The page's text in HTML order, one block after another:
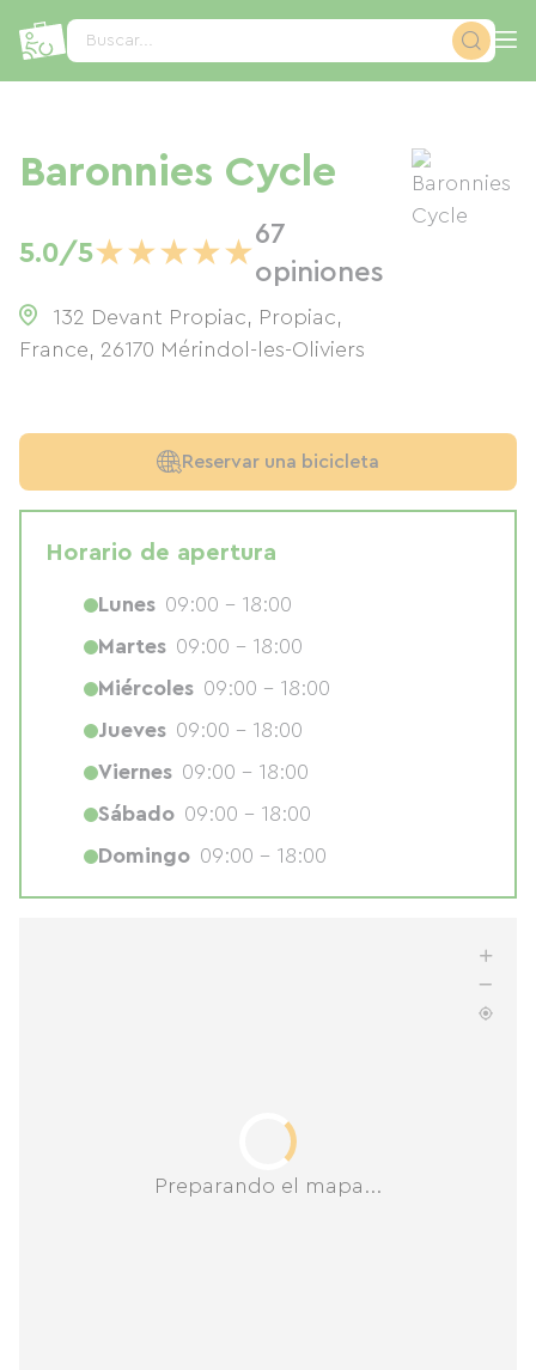
Buscar...
Baronnies Cycle
5.0/5★★★★★
67
opiniones
132 Devant Propiac, Propiac,
France, 26170 Mérindol-les-Oliviers
Preparando el mapa...
Reservar una bicicleta
Horario de apertura
Lunes 09:00 - 18:00
Martes 09:00 - 18:00
Miércoles 09:00 - 18:00
Jueves 09:00 - 18:00
Viernes 09:00 - 18:00
Sábado 09:00 - 18:00
Domingo 09:00 - 18:00
Panel de gestión de cookies